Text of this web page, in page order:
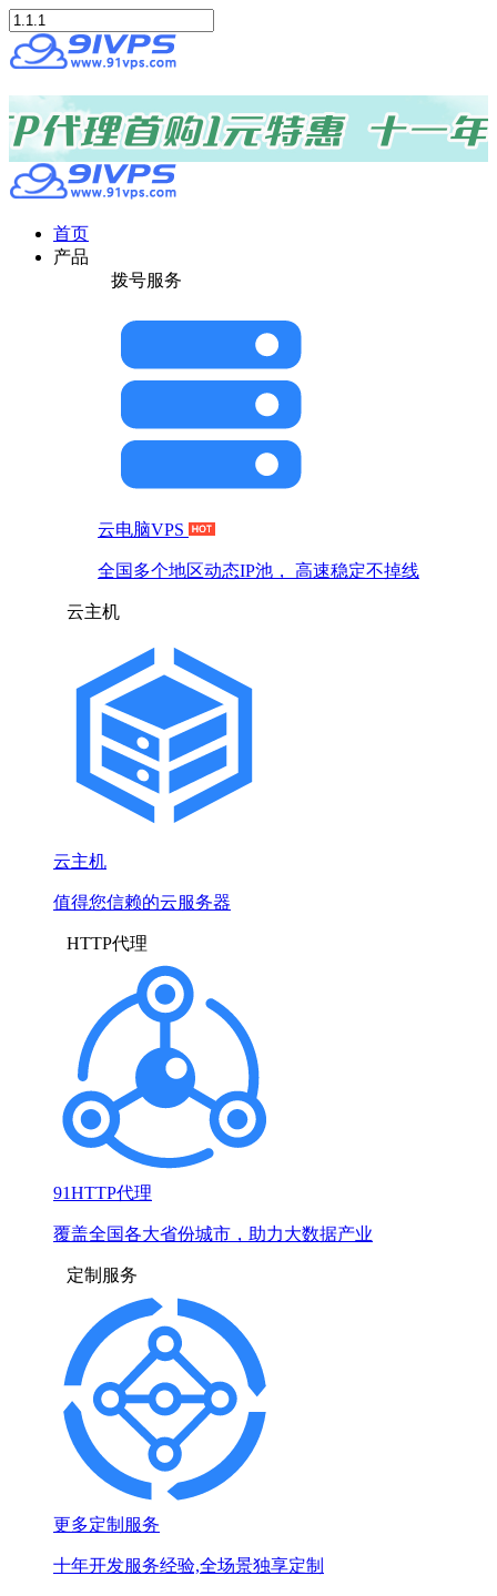
首页
产品
拨号服务
云电脑VPS
全国多个地区动态IP池， 高速稳定不掉线
云主机
云主机
值得您信赖的云服务器
HTTP代理
91HTTP代理
覆盖全国各大省份城市，助力大数据产业
定制服务
更多定制服务
十年开发服务经验,全场景独享定制